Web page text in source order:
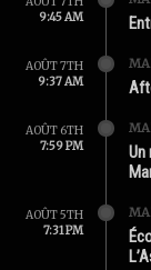
9:45 AM
AOÛT 7TH
9:37 AM
AOÛT 6TH
7:59 PM
Un
AOÛT 5TH
7:31 PM